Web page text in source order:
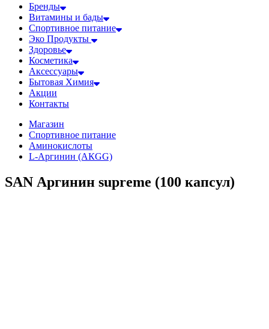
Бренды
Витамины и бады
Спортивное питание
Эко Продукты
Здоровье
Косметика
Аксессуары
Бытовая Химия
Акции
Контакты
Магазин
Спортивное питание
Аминокислоты
L-Аргинин (АКGG)
SAN Аргинин supreme (100 капсул)